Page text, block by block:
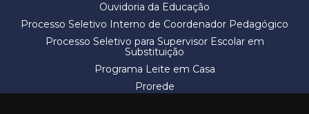
Ouvidoria da Educação
Processo Seletivo Interno de Coordenador Pedagógico
Processo Seletivo para Supervisor Escolar em
Substituição
Programa Leite em Casa
Prorede